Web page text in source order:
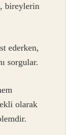
bireylerin
ederken,
sorgular.
olarak